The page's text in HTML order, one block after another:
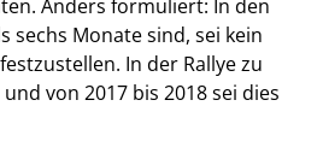
Anders formuliert: In den
sechs Monate sind, sei kein
In der Rallye zu
von 2017 bis 2018 sei dies